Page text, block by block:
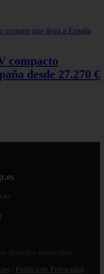
compacto
desde 27.270 €
derechos reservados.
Política de Privacidad